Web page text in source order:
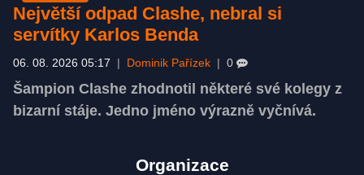
Největší odpad Clashe, nebral si
servítky Karlos Benda
06. 08. 2026 05:17 Dominik Pařízek 0
Šampion Clashe zhodnotil některé své kolegy z
bizarní stáje. Jedno jméno výrazně vyčnívá.
Organizace